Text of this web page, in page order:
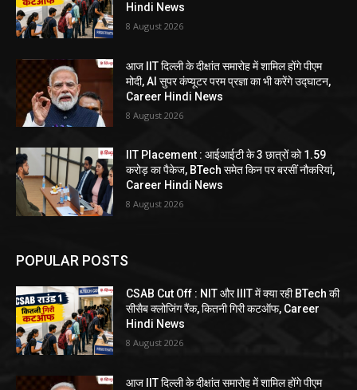
Hindi News
8 August 2026
आज IIT दिल्ली के दीक्षांत समारोह में शामिल होंगे पीएम
मोदी, AI सुपर कंप्यूटर परम प्रज्ञा का भी करेंगे उद्घाटन,
Career Hindi News
8 August 2026
IIT Placement : आईआईटी के 3 छात्रों को 1.59
करोड़ का पैकेज, BTech समेत किन पर बरसीं नौकरियां,
Career Hindi News
8 August 2026
POPULAR POSTS
CSAB Cut Off : NIT और IIIT में क्या रही BTech की
सीसैब क्लोजिंग रैंक, कितनी गिरी कटऑफ, Career
Hindi News
8 August 2026
आज IIT दिल्ली के दीक्षांत समारोह में शामिल होंगे पीएम